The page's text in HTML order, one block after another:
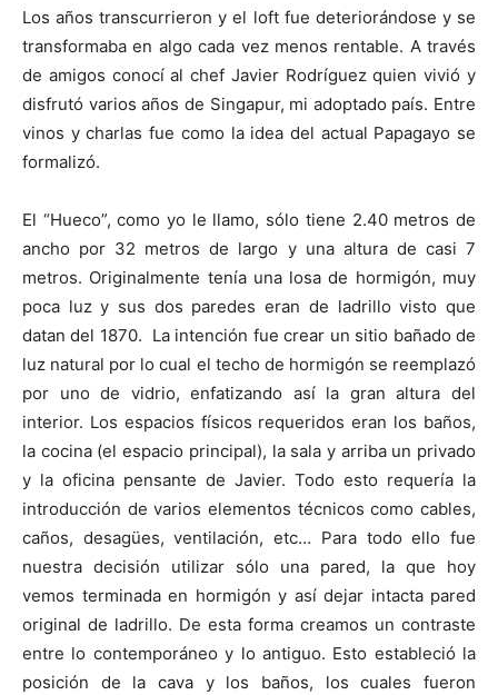
Los años transcurrieron y el loft fue deteriorándose y se
transformaba en algo cada vez menos rentable. A través
de amigos conocí al chef Javier Rodríguez quien vivió y
disfrutó varios años de Singapur, mi adoptado país. Entre
vinos y charlas fue como la idea del actual Papagayo se
formalizó.
El “Hueco”, como yo le llamo, sólo tiene 2.40 metros de
ancho por 32 metros de largo y una altura de casi 7
metros. Originalmente tenía una losa de hormigón, muy
poca luz y sus dos paredes eran de ladrillo visto que
datan del 1870. La intención fue crear un sitio bañado de
luz natural por lo cual el techo de hormigón se reemplazó
por uno de vidrio, enfatizando así la gran altura del
interior. Los espacios físicos requeridos eran los baños,
la cocina (el espacio principal), la sala y arriba un privado
y la oficina pensante de Javier. Todo esto requería la
introducción de varios elementos técnicos como cables,
caños, desagües, ventilación, etc… Para todo ello fue
nuestra decisión utilizar sólo una pared, la que hoy
vemos terminada en hormigón y así dejar intacta pared
original de ladrillo. De esta forma creamos un contraste
entre lo contemporáneo y lo antiguo. Esto estableció la
posición de la cava y los baños, los cuales fueron